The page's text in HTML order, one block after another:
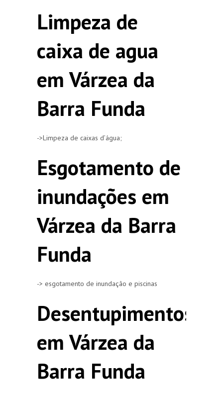
Limpeza de
caixa de agua
em Várzea da
Barra Funda
->Limpeza de caixas d’água;
Esgotamento de
inundações em
Várzea da Barra
Funda
-> esgotamento de inundação e piscinas
Desentupimentos
em Várzea da
Barra Funda